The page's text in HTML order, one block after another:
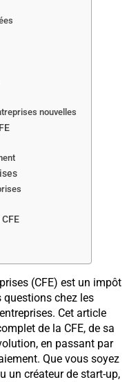
nouvelles
(CFE) est un impôt
questions chez les
Cet article
de la CFE, de sa
en passant par
Que vous soyez
un créateur de start-up,